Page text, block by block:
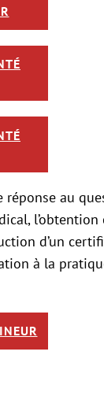
réponse au
d’un
à la